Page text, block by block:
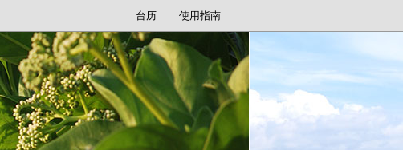
台历 使用指南